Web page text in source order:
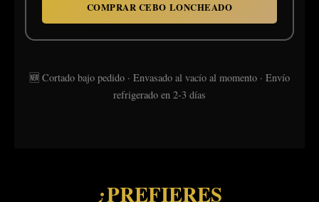
COMPRAR CEBO LONCHEADO
🆕 Cortado bajo pedido · Envasado al vacío al momento · Envío
refrigerado en 2-3 días
¿PREFIERES